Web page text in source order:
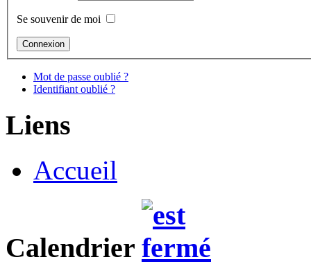
Se souvenir de moi
Mot de passe oublié ?
Identifiant oublié ?
Liens
Accueil
Calendrier